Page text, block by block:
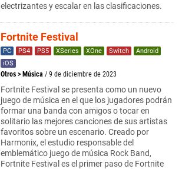
electrizantes y escalar en las clasificaciones.
Fortnite Festival
PC PS4 PS5 XSeries XOne Switch
Android
iOS
Otros > Música / 9 de diciembre de 2023
Fortnite Festival se presenta como un nuevo
juego de música en el que los jugadores podrán
formar una banda con amigos o tocar en
solitario las mejores canciones de sus artistas
favoritos sobre un escenario. Creado por
Harmonix, el estudio responsable del
emblemático juego de música Rock Band,
Fortnite Festival es el primer paso de Fortnite